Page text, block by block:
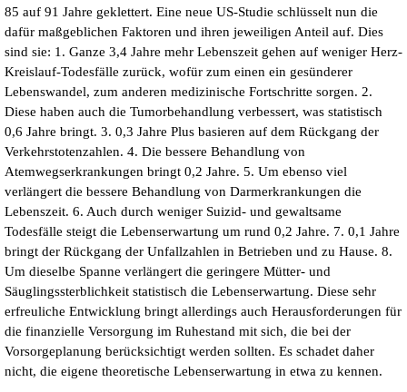
85 auf 91 Jahre geklettert. Eine neue US-Studie schlüsselt nun die
dafür maßgeblichen Faktoren und ihren jeweiligen Anteil auf. Dies
sind sie: 1. Ganze 3,4 Jahre mehr Lebenszeit gehen auf weniger Herz-
Kreislauf-Todesfälle zurück, wofür zum einen ein gesünderer
Lebenswandel, zum anderen medizinische Fortschritte sorgen. 2.
Diese haben auch die Tumorbehandlung verbessert, was statistisch
0,6 Jahre bringt. 3. 0,3 Jahre Plus basieren auf dem Rückgang der
Verkehrstotenzahlen. 4. Die bessere Behandlung von
Atemwegserkrankungen bringt 0,2 Jahre. 5. Um ebenso viel
verlängert die bessere Behandlung von Darmerkrankungen die
Lebenszeit. 6. Auch durch weniger Suizid- und gewaltsame
Todesfälle steigt die Lebenserwartung um rund 0,2 Jahre. 7. 0,1 Jahre
bringt der Rückgang der Unfallzahlen in Betrieben und zu Hause. 8.
Um dieselbe Spanne verlängert die geringere Mütter- und
Säuglingssterblichkeit statistisch die Lebenserwartung. Diese sehr
erfreuliche Entwicklung bringt allerdings auch Herausforderungen für
die finanzielle Versorgung im Ruhestand mit sich, die bei der
Vorsorgeplanung berücksichtigt werden sollten. Es schadet daher
nicht, die eigene theoretische Lebenserwartung in etwa zu kennen.